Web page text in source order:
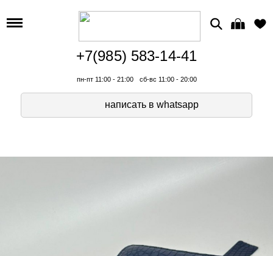
+7(985) 583-14-41
пн-пт 11:00 - 21:00 сб-вс 11:00 - 20:00
написать в whatsapp